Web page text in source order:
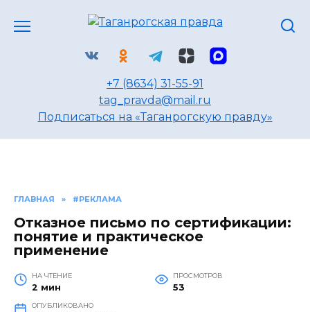
+7 (8634) 31-55-91
tag_pravda@mail.ru
Подписаться на «Таганрогскую правду»
ГЛАВНАЯ » #РЕКЛАМА
Отказное письмо по сертификации:
понятие и практическое
применение
НА ЧТЕНИЕ
2 мин
ПРОСМОТРОВ
53
ОПУБЛИКОВАНО